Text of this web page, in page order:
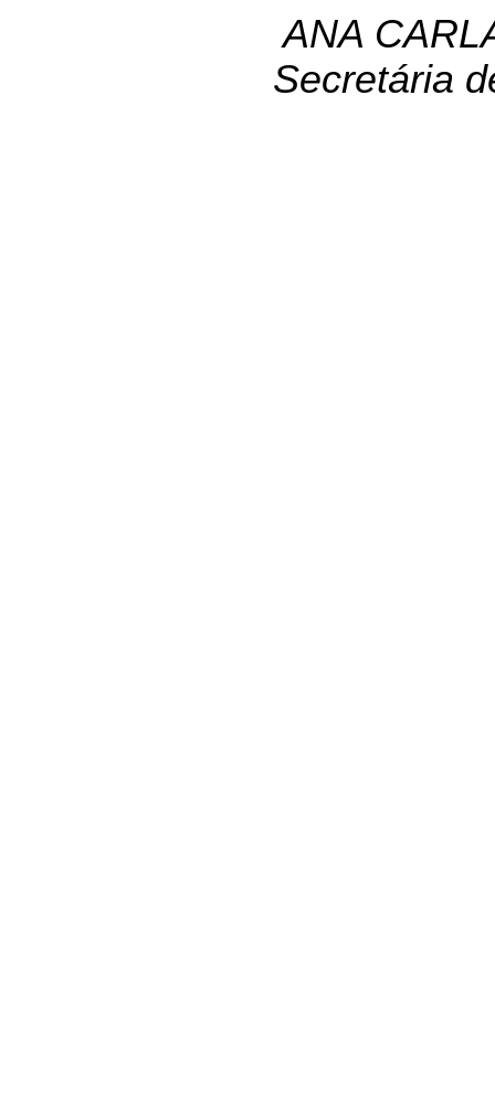
ANA
Secretária